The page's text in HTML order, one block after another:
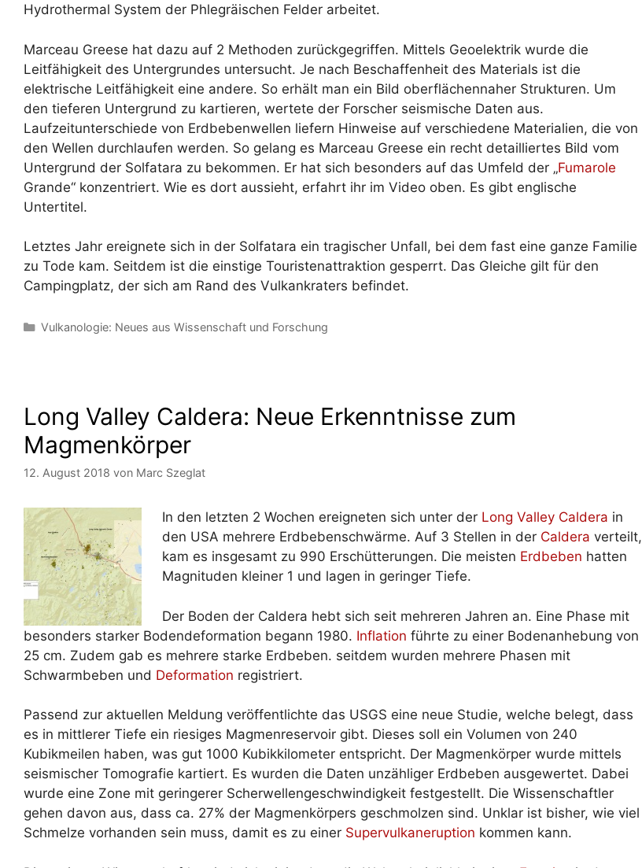
Hydrothermal System der Phlegräischen Felder arbeitet.
Marceau Greese hat dazu auf 2 Methoden zurückgegriffen. Mittels Geoelektrik wurde die
Leitfähigkeit des Untergrundes untersucht. Je nach Beschaffenheit des Materials ist die
elektrische Leitfähigkeit eine andere. So erhält man ein Bild oberflächennaher Strukturen. Um
den tieferen Untergrund zu kartieren, wertete der Forscher seismische Daten aus.
Laufzeitunterschiede von Erdbebenwellen liefern Hinweise auf verschiedene Materialien, die von
den Wellen durchlaufen werden. So gelang es Marceau Greese ein recht detailliertes Bild vom
Untergrund der Solfatara zu bekommen. Er hat sich besonders auf das Umfeld der „Fumarole
Grande“ konzentriert. Wie es dort aussieht, erfahrt ihr im Video oben. Es gibt englische
Untertitel.
Letztes Jahr ereignete sich in der Solfatara ein tragischer Unfall, bei dem fast eine ganze Familie
zu Tode kam. Seitdem ist die einstige Touristenattraktion gesperrt. Das Gleiche gilt für den
Campingplatz, der sich am Rand des Vulkankraters befindet.
Kategorien
Vulkanologie: Neues aus Wissenschaft und Forschung
Long Valley Caldera: Neue Erkenntnisse zum
Magmenkörper
12. August 2018 von Marc Szeglat
In den letzten 2 Wochen ereigneten sich unter der Long Valley Caldera in
den USA mehrere Erdbebenschwärme. Auf 3 Stellen in der Caldera verteilt,
kam es insgesamt zu 990 Erschütterungen. Die meisten Erdbeben hatten
Magnituden kleiner 1 und lagen in geringer Tiefe.
Der Boden der Caldera hebt sich seit mehreren Jahren an. Eine Phase mit
besonders starker Bodendeformation begann 1980. Inflation führte zu einer Bodenanhebung von
25 cm. Zudem gab es mehrere starke Erdbeben. seitdem wurden mehrere Phasen mit
Schwarmbeben und Deformation registriert.
Passend zur aktuellen Meldung veröffentlichte das USGS eine neue Studie, welche belegt, dass
es in mittlerer Tiefe ein riesiges Magmenreservoir gibt. Dieses soll ein Volumen von 240
Kubikmeilen haben, was gut 1000 Kubikkilometer entspricht. Der Magmenkörper wurde mittels
seismischer Tomografie kartiert. Es wurden die Daten unzähliger Erdbeben ausgewertet. Dabei
wurde eine Zone mit geringerer Scherwellengeschwindigkeit festgestellt. Die Wissenschaftler
gehen davon aus, dass ca. 27% der Magmenkörpers geschmolzen sind. Unklar ist bisher, wie viel
Schmelze vorhanden sein muss, damit es zu einer Supervulkaneruption kommen kann.